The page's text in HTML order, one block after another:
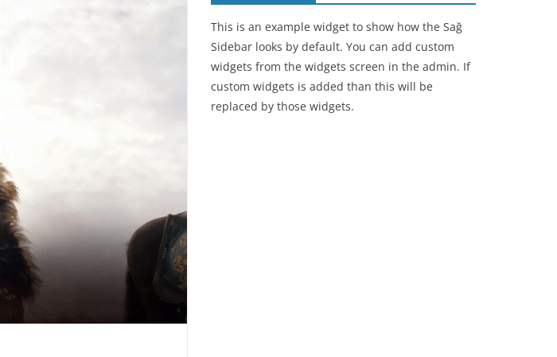
This is an example widget to show how the Sağ
Sidebar looks by default. You can add custom
widgets from the widgets screen in the admin. If
custom widgets is added than this will be
replaced by those widgets.